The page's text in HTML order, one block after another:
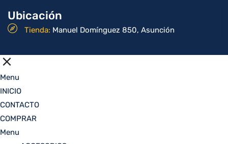
Ubicación
Tienda: Manuel Domínguez 850, Asunción
Menu
INICIO
CONTACTO
COMPRAR
Menu